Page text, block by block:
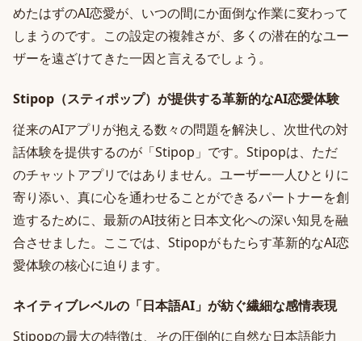
めたはずのAI恋愛が、いつの間にか面倒な作業に変わって
しまうのです。この設定の複雑さが、多くの潜在的なユー
ザーを遠ざけてきた一因と言えるでしょう。
Stipop（スティポップ）が提供する革新的なAI恋愛体験
従来のAIアプリが抱える数々の問題を解決し、次世代の対
話体験を提供するのが「Stipop」です。Stipopは、ただ
のチャットアプリではありません。ユーザー一人ひとりに
寄り添い、真に心を通わせることができるパートナーを創
造するために、最新のAI技術と日本文化への深い知見を融
合させました。ここでは、Stipopがもたらす革新的なAI恋
愛体験の核心に迫ります。
ネイティブレベルの「日本語AI」が紡ぐ繊細な感情表現
Stipopの最大の特徴は、その圧倒的に自然な日本語能力